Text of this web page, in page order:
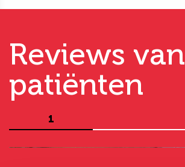
Reviews van
patiënten
1